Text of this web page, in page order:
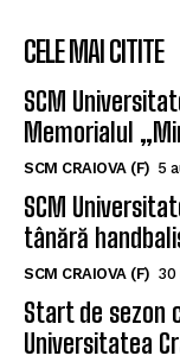
SCM
Memorialul
SCM CRAIOVA (F) 5
SCM
tânără
SCM CRAIOVA (F) 30
Start de sezon
Universitatea
SCM CRAIOVA (F) 23